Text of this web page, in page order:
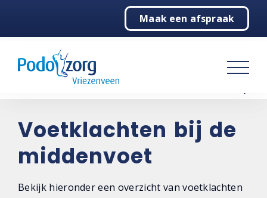
Maak een afspraak
Podotherapie
Over ons
Contact
Voetklachten bij de
middenvoet
Bekijk hieronder een overzicht van voetklachten